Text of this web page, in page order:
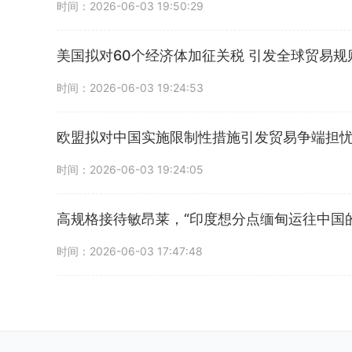
时间：2026-06-03 19:50:29
美国拟对60个经济体加征关税 引发全球贸易规
时间：2026-06-03 19:24:53
欧盟拟对中国实施限制性措施引发贸易争端担
时间：2026-06-03 19:24:05
高规格接待敏昂莱，“印度想分点缅甸运往中国
时间：2026-06-03 17:47:48